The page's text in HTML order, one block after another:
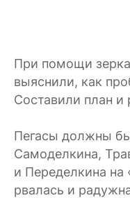
При помощи
выяснили, как
Составили план и
Пегасы должны
Самоделкина,
и Переделкина
рвалась и